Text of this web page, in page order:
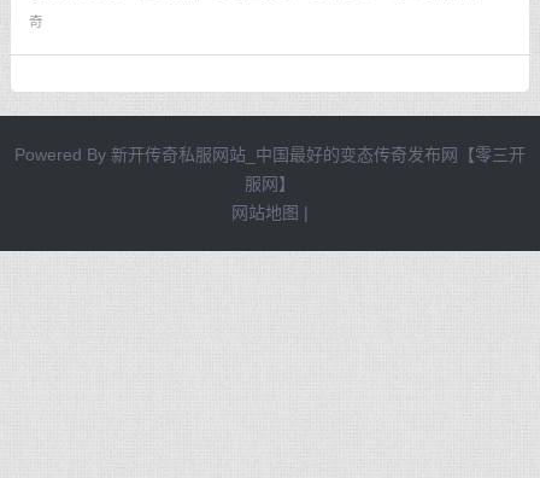
奇
Powered By 新开传奇私服网站_中国最好的变态传奇发布网【零三开
服网】
网站地图 |